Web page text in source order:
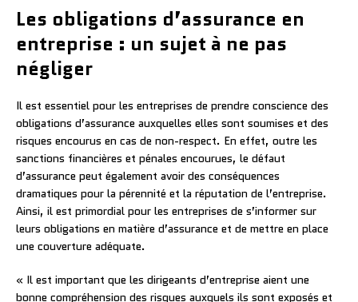
Les obligations d’assurance en
entreprise : un sujet à ne pas
négliger
Il est essentiel pour les entreprises de prendre conscience des
obligations d’assurance auxquelles elles sont soumises et des
risques encourus en cas de non-respect. En effet, outre les
sanctions financières et pénales encourues, le défaut
d’assurance peut également avoir des conséquences
dramatiques pour la pérennité et la réputation de l’entreprise.
Ainsi, il est primordial pour les entreprises de s’informer sur
leurs obligations en matière d’assurance et de mettre en place
une couverture adéquate.
« Il est important que les dirigeants d’entreprise aient une
bonne compréhension des risques auxquels ils sont exposés et